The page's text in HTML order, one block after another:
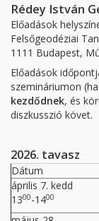
Rédey István
Előadások
Felsőgeodéziai
1111 Budapest,
Előadások
szemináriumon
kezdődnek, és
diszkusszió követ.
2026. tavasz
Dátum
április 7. kedd
1300-1400